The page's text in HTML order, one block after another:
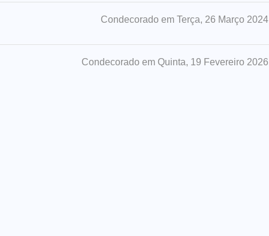
Condecorado em Terça, 26 Março 2024
Condecorado em Quinta, 19 Fevereiro 2026